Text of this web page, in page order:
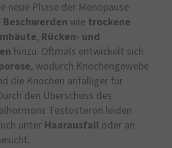
neue Phase der Menopause
Beschwerden wie trockene
, Rücken- und
hinzu. Oftmals entwickelt sich
, wodurch Knochengewebe
die Knochen anfälliger für
den Überschuss des
Testosteron leiden
unter Haarausfall oder an